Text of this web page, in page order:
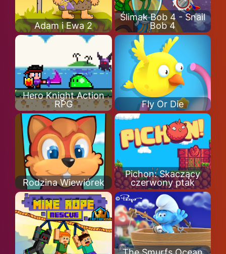
Adam i Ewa 2
Ślimak Bob 4 - Snail
Bob 4
Hero Knight Action
RPG
Fly Or Die
Rodzina Wiewiórek
Pichon: Skaczący
czerwony ptak